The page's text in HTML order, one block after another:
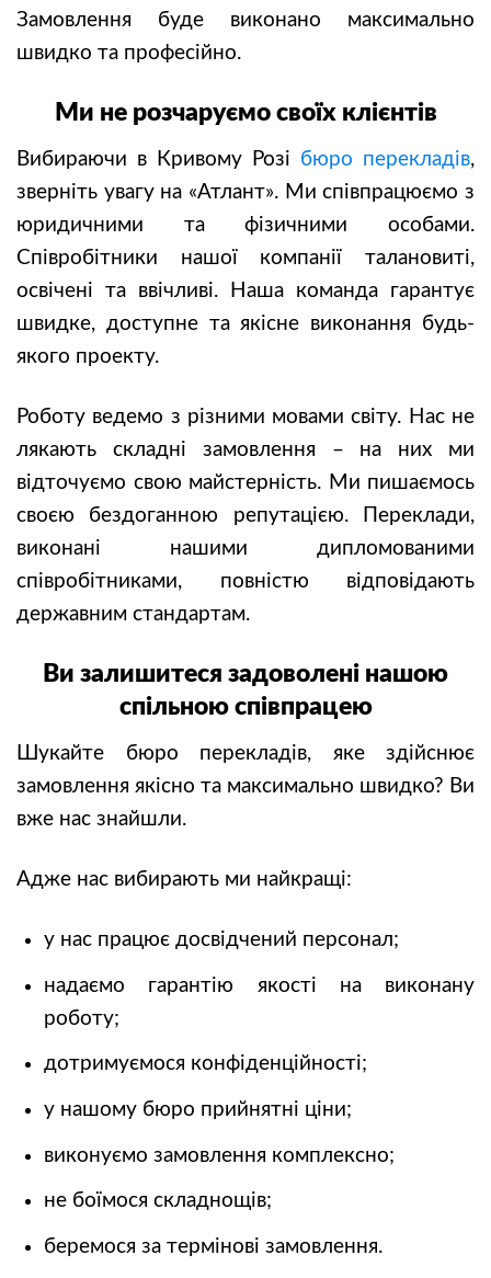
Замовлення буде виконано максимально
швидко та професійно.
Ми не розчаруємо своїх клієнтів
Вибираючи в Кривому Розі бюро перекладів,
зверніть увагу на «Атлант». Ми співпрацюємо з
юридичними та фізичними особами.
Співробітники нашої компанії талановиті,
освічені та ввічливі. Наша команда гарантує
швидке, доступне та якісне виконання будь-
якого проекту.
Роботу ведемо з різними мовами світу. Нас не
лякають складні замовлення – на них ми
відточуємо свою майстерність. Ми пишаємось
своєю бездоганною репутацією. Переклади,
виконані нашими дипломованими
співробітниками, повністю відповідають
державним стандартам.
Ви залишитеся задоволені нашою
спільною співпрацею
Шукайте бюро перекладів, яке здійснює
замовлення якісно та максимально швидко? Ви
вже нас знайшли.
Адже нас вибирають ми найкращі:
у нас працює досвідчений персонал;
надаємо гарантію якості на виконану
роботу;
дотримуємося конфіденційності;
у нашому бюро прийнятні ціни;
виконуємо замовлення комплексно;
не боїмося складнощів;
беремося за термінові замовлення.